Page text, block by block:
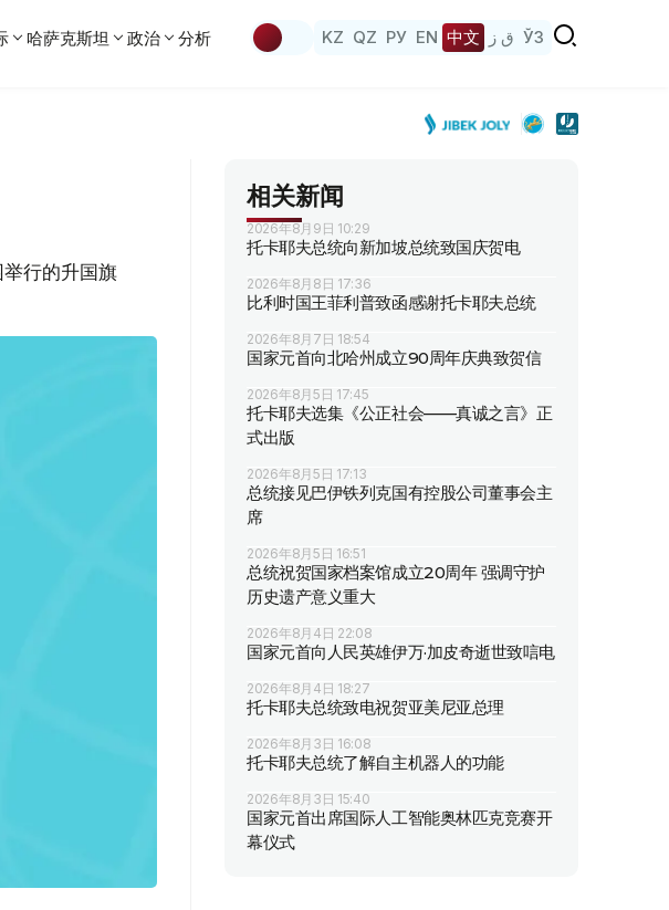
哈萨克斯坦 政治 分析 KZ QZ РУ EN 中文 ق ز ЎЗ
行的升国旗
相关新闻
2026年8月9日 10:29
托卡耶夫总统向新加坡总统致国庆贺电
2026年8月8日 17:36
比利时国王菲利普致函感谢托卡耶夫总统
2026年8月7日 18:54
国家元首向北哈州成立90周年庆典致贺信
2026年8月5日 17:45
托卡耶夫选集《公正社会——真诚之言》正
式出版
2026年8月5日 17:13
总统接见巴伊铁列克国有控股公司董事会主
席
2026年8月5日 16:51
总统祝贺国家档案馆成立20周年 强调守护
历史遗产意义重大
2026年8月4日 22:08
国家元首向人民英雄伊万·加皮奇逝世致唁电
2026年8月4日 18:27
托卡耶夫总统致电祝贺亚美尼亚总理
2026年8月3日 16:08
托卡耶夫总统了解自主机器人的功能
2026年8月3日 15:40
国家元首出席国际人工智能奥林匹克竞赛开
幕仪式